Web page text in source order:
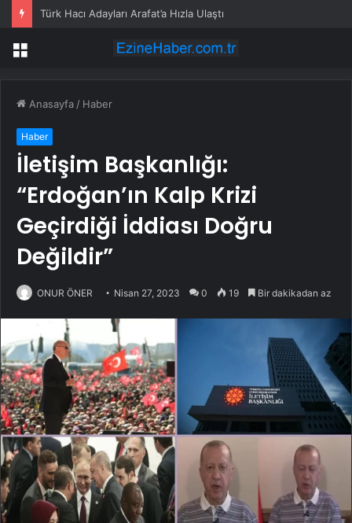
Türk Hacı Adayları Arafat’a Hızla Ulaştı
Menü
Anasayfa / Haber
Haber
İletişim Başkanlığı:
“Erdoğan’ın Kalp Krizi
Geçirdiği İddiası Doğru
Değildir”
ONUR ÖNER Nisan 27, 2023 0 19 Bir dakikadan az